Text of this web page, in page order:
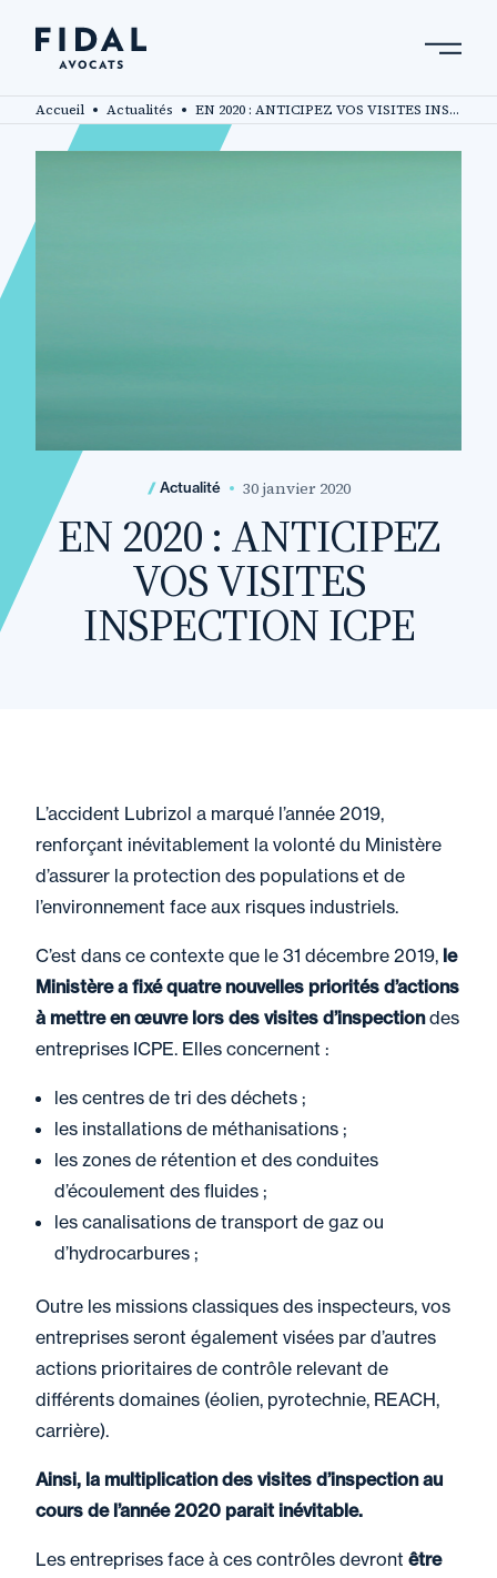
contenu
principal
Accueil Actualités EN 2020 : ANTICIPEZ VOS VISITES INSPECTION ICPE
Actualité 30 janvier 2020
EN 2020 : ANTICIPEZ
VOS VISITES
INSPECTION ICPE
L’accident Lubrizol a marqué l’année 2019,
renforçant inévitablement la volonté du Ministère
d’assurer la protection des populations et de
l’environnement face aux risques industriels.
C’est dans ce contexte que le 31 décembre 2019, le
Ministère a fixé quatre nouvelles priorités d’actions
à mettre en œuvre lors des visites d’inspectiondes
entreprises ICPE. Elles concernent :
les centres de tri des déchets ;
les installations de méthanisations ;
les zones de rétention et des conduites
d’écoulement des fluides ;
les canalisations de transport de gaz ou
d’hydrocarbures ;
Outre les missions classiques des inspecteurs, vos
entreprises seront également visées par d’autres
actions prioritaires de contrôle relevant de
différents domaines (éolien, pyrotechnie, REACH,
carrière).
Ainsi, la multiplication des visites d’inspection au
cours de l’année 2020 parait inévitable.
Les entreprises face à ces contrôles devront être